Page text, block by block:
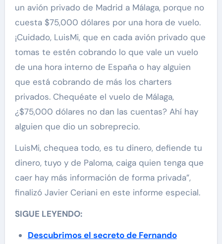
un avión privado de Madrid a Málaga, porque no
cuesta $75,000 dólares por una hora de vuelo.
¡Cuidado, LuisMi, que en cada avión privado que
tomas te estén cobrando lo que vale un vuelo
de una hora interno de España o hay alguien
que está cobrando de más los charters
privados. Chequéate el vuelo de Málaga,
¿$75,000 dólares no dan las cuentas? Ahí hay
alguien que dio un sobreprecio.
LuisMi, chequea todo, es tu dinero, defiende tu
dinero, tuyo y de Paloma, caiga quien tenga que
caer hay más información de forma privada”,
finalizó Javier Ceriani en este informe especial.
SIGUE LEYENDO:
Descubrimos el secreto de Fernando